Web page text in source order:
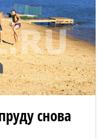
снова